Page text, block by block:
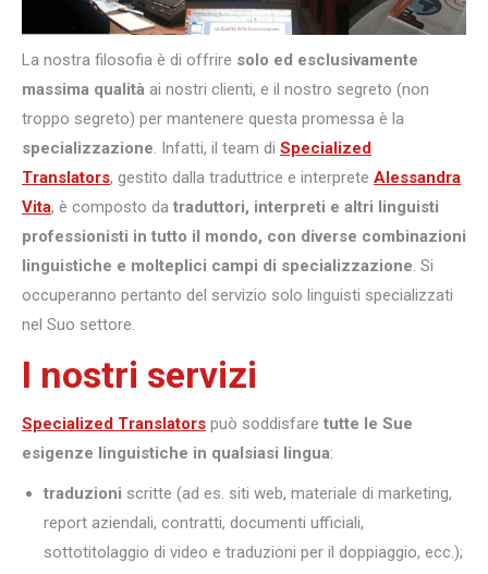
La nostra filosofia è di offrire solo ed esclusivamente
massima qualità ai nostri clienti, e il nostro segreto (non
troppo segreto) per mantenere questa promessa è la
specializzazione. Infatti, il team di Specialized
Translators, gestito dalla traduttrice e interprete Alessandra
Vita, è composto da traduttori, interpreti e altri linguisti
professionisti in tutto il mondo, con diverse combinazioni
linguistiche e molteplici campi di specializzazione. Si
occuperanno pertanto del servizio solo linguisti specializzati
nel Suo settore.
I nostri servizi
Specialized Translators può soddisfare tutte le Sue
esigenze linguistiche in qualsiasi lingua:
traduzioni scritte (ad es. siti web, materiale di marketing,
report aziendali, contratti, documenti ufficiali,
sottotitolaggio di video e traduzioni per il doppiaggio, ecc.);